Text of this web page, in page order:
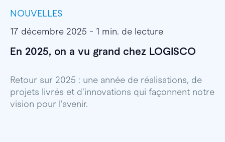
NOUVELLES
17 décembre 2025 - 1 min. de lecture
En 2025, on a vu grand chez LOGISCO
Retour sur 2025 : une année de réalisations, de
projets livrés et d’innovations qui façonnent notre
vision pour l’avenir.